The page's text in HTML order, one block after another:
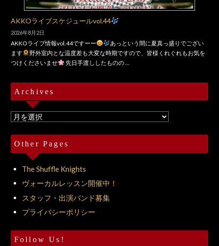
AKKOライブスケジュールvol.44
2026年8月2日
AKKOライブ情報vol.44ですーー
あっという間に夏真っ盛りでござい
ます
野外室内とな温度差も大変な時期ですので、皆様くれぐれもお気を
つけくださいませ
先日手渡ししたものの …
Archives
Archives
Other Pages
The Shuffle Knights
ヴォーカルレッスン開催中！
スタッフ・出演バンド募集
プライバシーポリシー
Follow Us!